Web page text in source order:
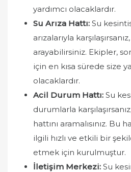
yardımcı olacaklardır.
Su Arıza Hattı: Su
arızalarıyla
arayabilirsiniz. Ekipler,
için en kısa sürede size
olacaklardır.
Acil Durum Hattı: Su
durumlarla
hattını aramalısınız. Bu
ilgili hızlı ve etkili bir
etmek için kurulmuştur.
İletişim Merkezi: Su